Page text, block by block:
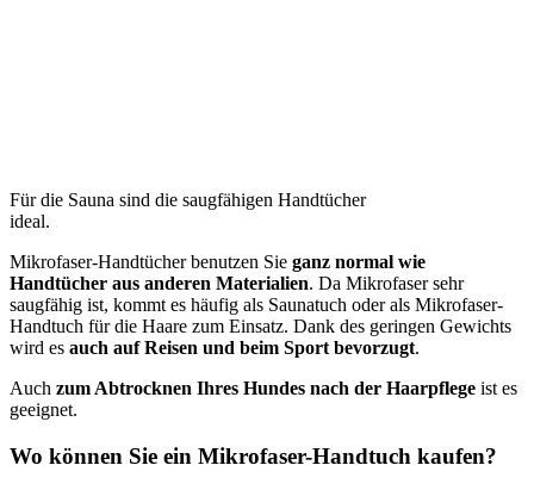
Für die Sauna sind die saugfähigen Handtücher
ideal.
Mikrofaser-Handtücher benutzen Sie ganz normal wie
Handtücher aus anderen Materialien. Da Mikrofaser sehr
saugfähig ist, kommt es häufig als Saunatuch oder als Mikrofaser-
Handtuch für die Haare zum Einsatz. Dank des geringen Gewichts
wird es auch auf Reisen und beim Sport bevorzugt.
Auch zum Abtrocknen Ihres Hundes nach der Haarpflege ist es
geeignet.
Wo können Sie ein Mikrofaser-Handtuch kaufen?